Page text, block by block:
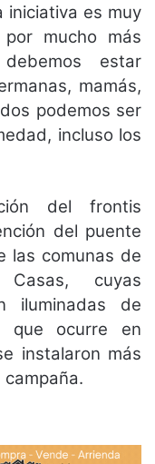
iniciativa es muy
mucho más
estar
mamás,
podemos ser
incluso los
del frontis
del puente
las comunas de
cuyas
iluminadas de
que ocurre en
instalaron más